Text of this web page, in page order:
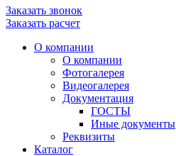
Заказать звонок
Заказать расчет
О компании
О компании
Фотогалерея
Видеогалерея
Документация
ГОСТЫ
Иные документы
Реквизиты
Каталог